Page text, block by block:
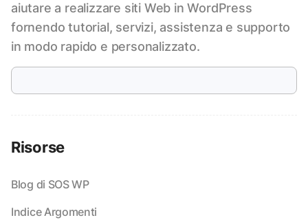
aiutare a realizzare siti Web in WordPress
fornendo tutorial, servizi, assistenza e supporto
in modo rapido e personalizzato.
Risorse
Blog di SOS WP
Indice Argomenti